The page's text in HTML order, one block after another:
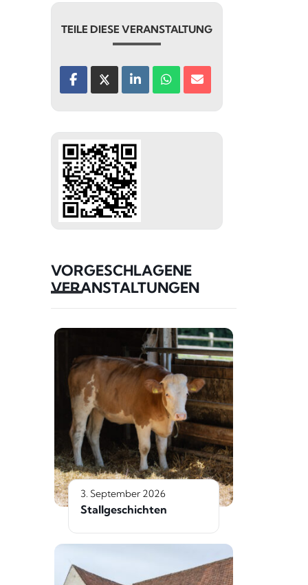
TEILE DIESE VERANSTALTUNG
VORGESCHLAGENE
VERANSTALTUNGEN
3. September 2026
Stallgeschichten